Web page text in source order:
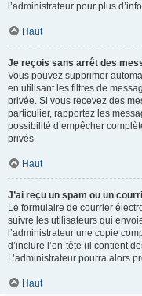
l’administrateur pour plus
Haut
Je reçois sans arrêt des
Vous pouvez supprimer
en utilisant les filtres de
privée. Si vous recevez des
particulier, rapportez les
possibilité d’empêcher
privés.
Haut
J’ai reçu un spam ou un
Le formulaire de courrier
suivre les utilisateurs qui
l’administrateur une copie
d’inclure l’en-tête (il contient
L’administrateur pourra alors
Haut